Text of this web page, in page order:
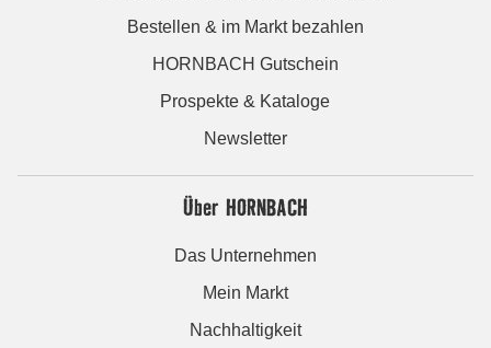
Bestellen & im Markt bezahlen
HORNBACH Gutschein
Prospekte & Kataloge
Newsletter
Über HORNBACH
Das Unternehmen
Mein Markt
Nachhaltigkeit